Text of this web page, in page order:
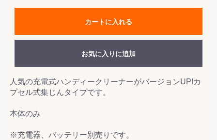
カートに入れる
お気に入りに追加
人気の充電式ハンディークリーナーがバージョンUP!カ
プセル式集じんタイプです。
本体のみ
※充電器、バッテリー別売りです。